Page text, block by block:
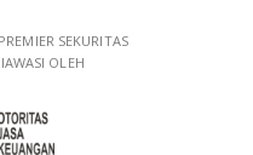
SEKURITAS
OLEH